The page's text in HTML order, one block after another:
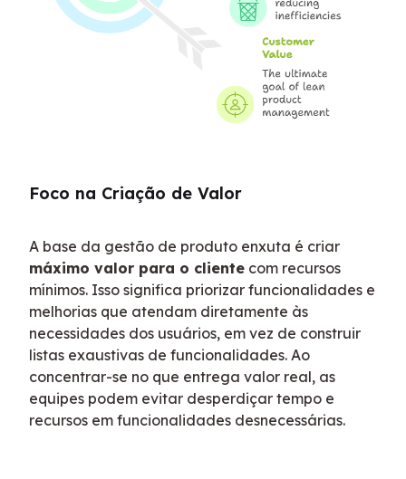
Foco na Criação de Valor
máximo valor para o cliente com recursos
mínimos. Isso significa priorizar funcionalidades e
melhorias que atendam diretamente às
necessidades dos usuários, em vez de construir
listas exaustivas de funcionalidades. Ao
concentrar-se no que entrega valor real, as
equipes podem evitar desperdiçar tempo e
recursos em funcionalidades desnecessárias.